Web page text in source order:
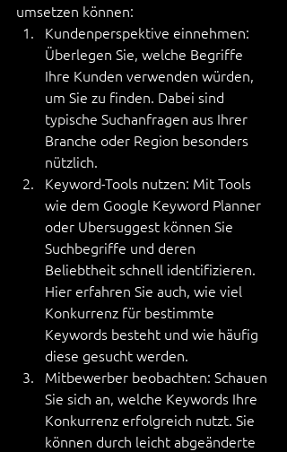
umsetzen können:
Kundenperspektive einnehmen:
Überlegen Sie, welche Begriffe
Ihre Kunden verwenden würden,
um Sie zu finden. Dabei sind
typische Suchanfragen aus Ihrer
Branche oder Region besonders
nützlich.
Keyword-Tools nutzen: Mit Tools
wie dem Google Keyword Planner
oder Ubersuggest können Sie
Suchbegriffe und deren
Beliebtheit schnell identifizieren.
Hier erfahren Sie auch, wie viel
Konkurrenz für bestimmte
Keywords besteht und wie häufig
diese gesucht werden.
Mitbewerber beobachten: Schauen
Sie sich an, welche Keywords Ihre
Konkurrenz erfolgreich nutzt. Sie
können durch leicht abgeänderte